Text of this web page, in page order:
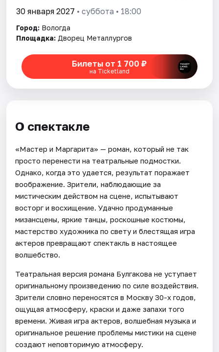
30 января 2027 • суббота • 18:00
Город: Вологда
Площадка: Дворец Металлургов
Билеты от 1 700 ₽
на Ticketland
О спектакле
«Мастер и Маргарита» — роман, который не так
просто перенести на театральные подмостки.
Однако, когда это удается, результат поражает
воображение. Зрители, наблюдающие за
мистическим действом на сцене, испытывают
восторг и восхищение. Удачно продуманные
мизансцены, яркие танцы, роскошные костюмы,
мастерство художника по свету и блестящая игра
актеров превращают спектакль в настоящее
волшебство.
Театральная версия романа Булгакова не уступает
оригинальному произведению по силе воздействия.
Зрители словно переносятся в Москву 30-х годов,
ощущая атмосферу, краски и даже запахи того
времени. Живая игра актеров, волшебная музыка и
оригинальное решение проблемы мистики на сцене
создают неповторимую атмосферу.